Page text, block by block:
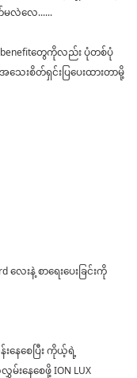
လဲလေ......
benefitတွေကိုလည်း ပုံတစ်ပုံ
အသေးစိတ်ရှင်းပြပေးထားတာမို့
းနဲ့ စာရေးပေးခြင်းကို
နေစေပြီး ကိုယ့်ရဲ့
းနေစေဖို့ ION LUX